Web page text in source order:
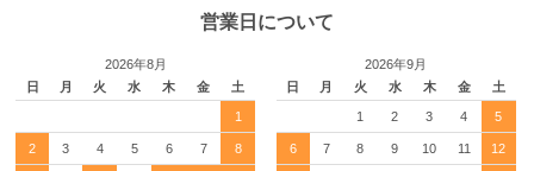
営業日について
2026年8月
日
月 火 水 木 金 土
1
2 3 4 5 6 7 8
2026年9月
日
月 火 水 木 金 土
1 2 3 4 5
6 7 8 9 10 11 12